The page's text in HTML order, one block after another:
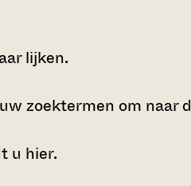
lijken.
zoektermen om naar
u hier.